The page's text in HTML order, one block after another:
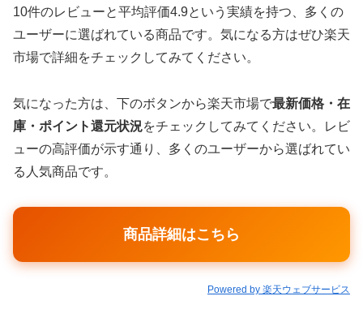
10件のレビューと平均評価4.9という実績を持つ、多くの
ユーザーに選ばれている商品です。気になる方はぜひ楽天
市場で詳細をチェックしてみてください。
気になった方は、下のボタンから楽天市場で最新価格・在
庫・ポイント還元状況をチェックしてみてください。レビ
ューの高評価が示す通り、多くのユーザーから選ばれてい
る人気商品です。
商品詳細はこちら
Powered by 楽天ウェブサービス